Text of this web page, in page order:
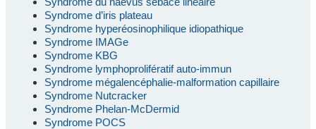
Syndrome d’iris plateau
Syndrome hyperéosinophilique idiopathique
Syndrome IMAGe
Syndrome KBG
Syndrome lymphoprolifératif auto-immun
Syndrome mégalencéphalie-malformation capillaire
Syndrome Nutcracker
Syndrome Phelan-McDermid
Syndrome POCS